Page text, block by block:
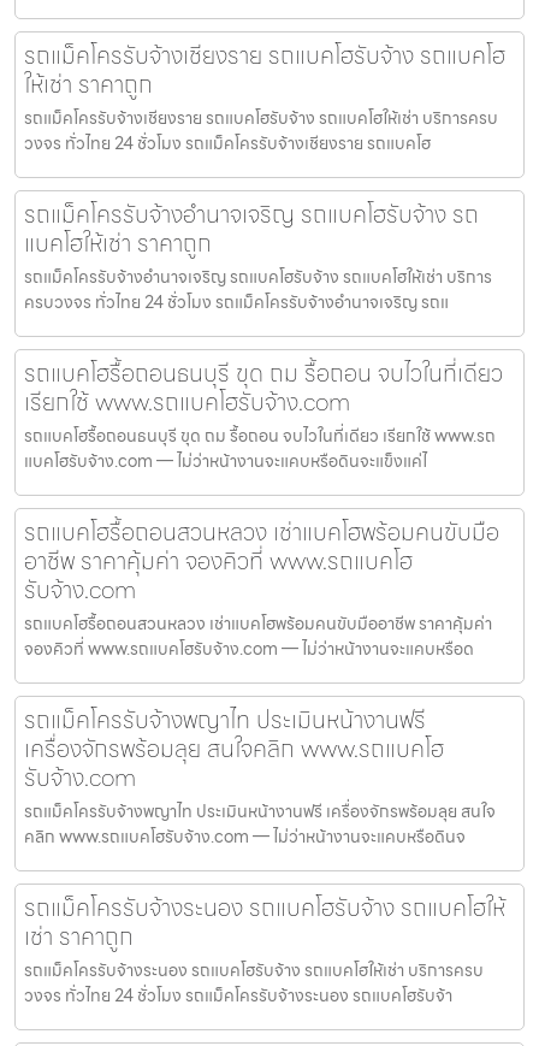
รถแม็คโครรับจ้างเชียงราย รถแบคโฮรับจ้าง รถแบคโฮ
ให้เช่า ราคาถูก
รถแม็คโครรับจ้างเชียงราย รถแบคโฮรับจ้าง รถแบคโฮให้เช่า บริการครบ
วงจร ทั่วไทย 24 ชั่วโมง รถแม็คโครรับจ้างเชียงราย รถแบคโฮ
รถแม็คโครรับจ้างอำนาจเจริญ รถแบคโฮรับจ้าง รถ
แบคโฮให้เช่า ราคาถูก
รถแม็คโครรับจ้างอำนาจเจริญ รถแบคโฮรับจ้าง รถแบคโฮให้เช่า บริการ
ครบวงจร ทั่วไทย 24 ชั่วโมง รถแม็คโครรับจ้างอำนาจเจริญ รถแ
รถแบคโฮรื้อถอนธนบุรี ขุด ถม รื้อถอน จบไวในที่เดียว
เรียกใช้ www.รถแบคโฮรับจ้าง.com
รถแบคโฮรื้อถอนธนบุรี ขุด ถม รื้อถอน จบไวในที่เดียว เรียกใช้ www.รถ
แบคโฮรับจ้าง.com — ไม่ว่าหน้างานจะแคบหรือดินจะแข็งแค่ไ
รถแบคโฮรื้อถอนสวนหลวง เช่าแบคโฮพร้อมคนขับมือ
อาชีพ ราคาคุ้มค่า จองคิวที่ www.รถแบคโฮ
รับจ้าง.com
รถแบคโฮรื้อถอนสวนหลวง เช่าแบคโฮพร้อมคนขับมืออาชีพ ราคาคุ้มค่า
จองคิวที่ www.รถแบคโฮรับจ้าง.com — ไม่ว่าหน้างานจะแคบหรือด
รถแม็คโครรับจ้างพญาไท ประเมินหน้างานฟรี
เครื่องจักรพร้อมลุย สนใจคลิก www.รถแบคโฮ
รับจ้าง.com
รถแม็คโครรับจ้างพญาไท ประเมินหน้างานฟรี เครื่องจักรพร้อมลุย สนใจ
คลิก www.รถแบคโฮรับจ้าง.com — ไม่ว่าหน้างานจะแคบหรือดินจ
รถแม็คโครรับจ้างระนอง รถแบคโฮรับจ้าง รถแบคโฮให้
เช่า ราคาถูก
รถแม็คโครรับจ้างระนอง รถแบคโฮรับจ้าง รถแบคโฮให้เช่า บริการครบ
วงจร ทั่วไทย 24 ชั่วโมง รถแม็คโครรับจ้างระนอง รถแบคโฮรับจ้า